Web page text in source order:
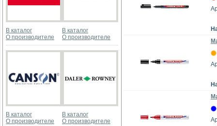
В каталог
О производителе
В каталог
О производителе
В каталог
О производителе
В каталог
О производителе